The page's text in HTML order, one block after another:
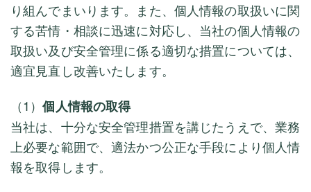
り組んでまいります。また、個人情報の取扱いに関
する苦情・相談に迅速に対応し、当社の個人情報の
取扱い及び安全管理に係る適切な措置については、
適宜見直し改善いたします。
（1）個人情報の取得
当社は、十分な安全管理措置を講じたうえで、業務
上必要な範囲で、適法かつ公正な手段により個人情
報を取得します。